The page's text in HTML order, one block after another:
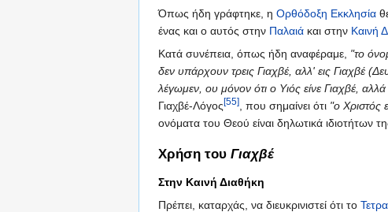
Όπως ήδη γράφτηκε, η Ορθόδοξη Εκκλησία
ένας και ο αυτός στην Παλαιά και στην Καινή
Κατά συνέπεια, όπως ήδη αναφέραμε, "το
δεν υπάρχουν τρεις Γιαχβέ, αλλ' εις Γιαχβέ
λέγωμεν, ου μόνον ότι ο Υιός είνε Γιαχβέ,
Γιαχβέ-Λόγος[55], που σημαίνει ότι "ο Χριστός
ονόματα του Θεού είναι δηλωτικά ιδιοτήτων
Χρήση του Γιαχβέ
Στην Καινή Διαθήκη
Πρέπει, καταρχάς, να διευκρινιστεί ότι το